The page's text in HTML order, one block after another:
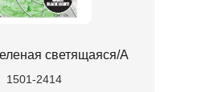
светящаяся/A
1501-2414